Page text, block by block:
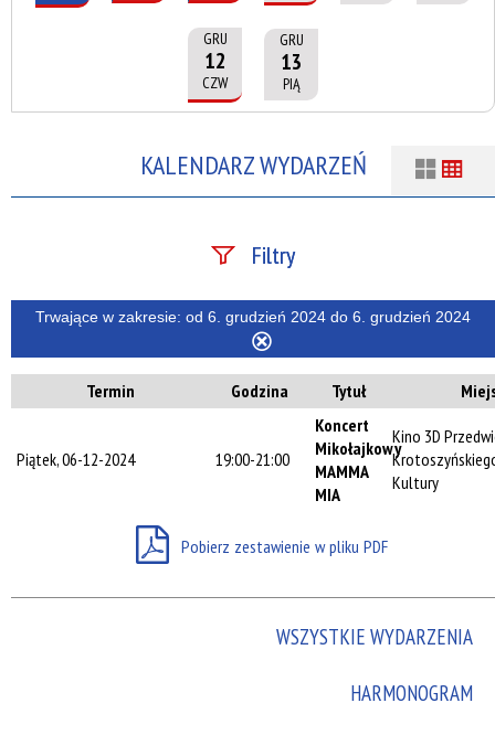
GRU
12
CZW
GRU
13
PIĄ
KALENDARZ WYDARZEŃ
Filtry
Szukana fraza
Kategoria
—
Miejsce
Trwające w zakresie: od 6. grudzień 2024 do 6. grudzień 2024
filtr
Termin Godzina Tytuł
Piątek, 06-12-2024 19:00-21:00
Koncert
Mikołajkowy
MAMMA
MIA
Kino 3D
Kultury
Pobierz zestawienie w pliku PDF
WSZYSTKIE WYDARZENIA
HARMONOGRAM